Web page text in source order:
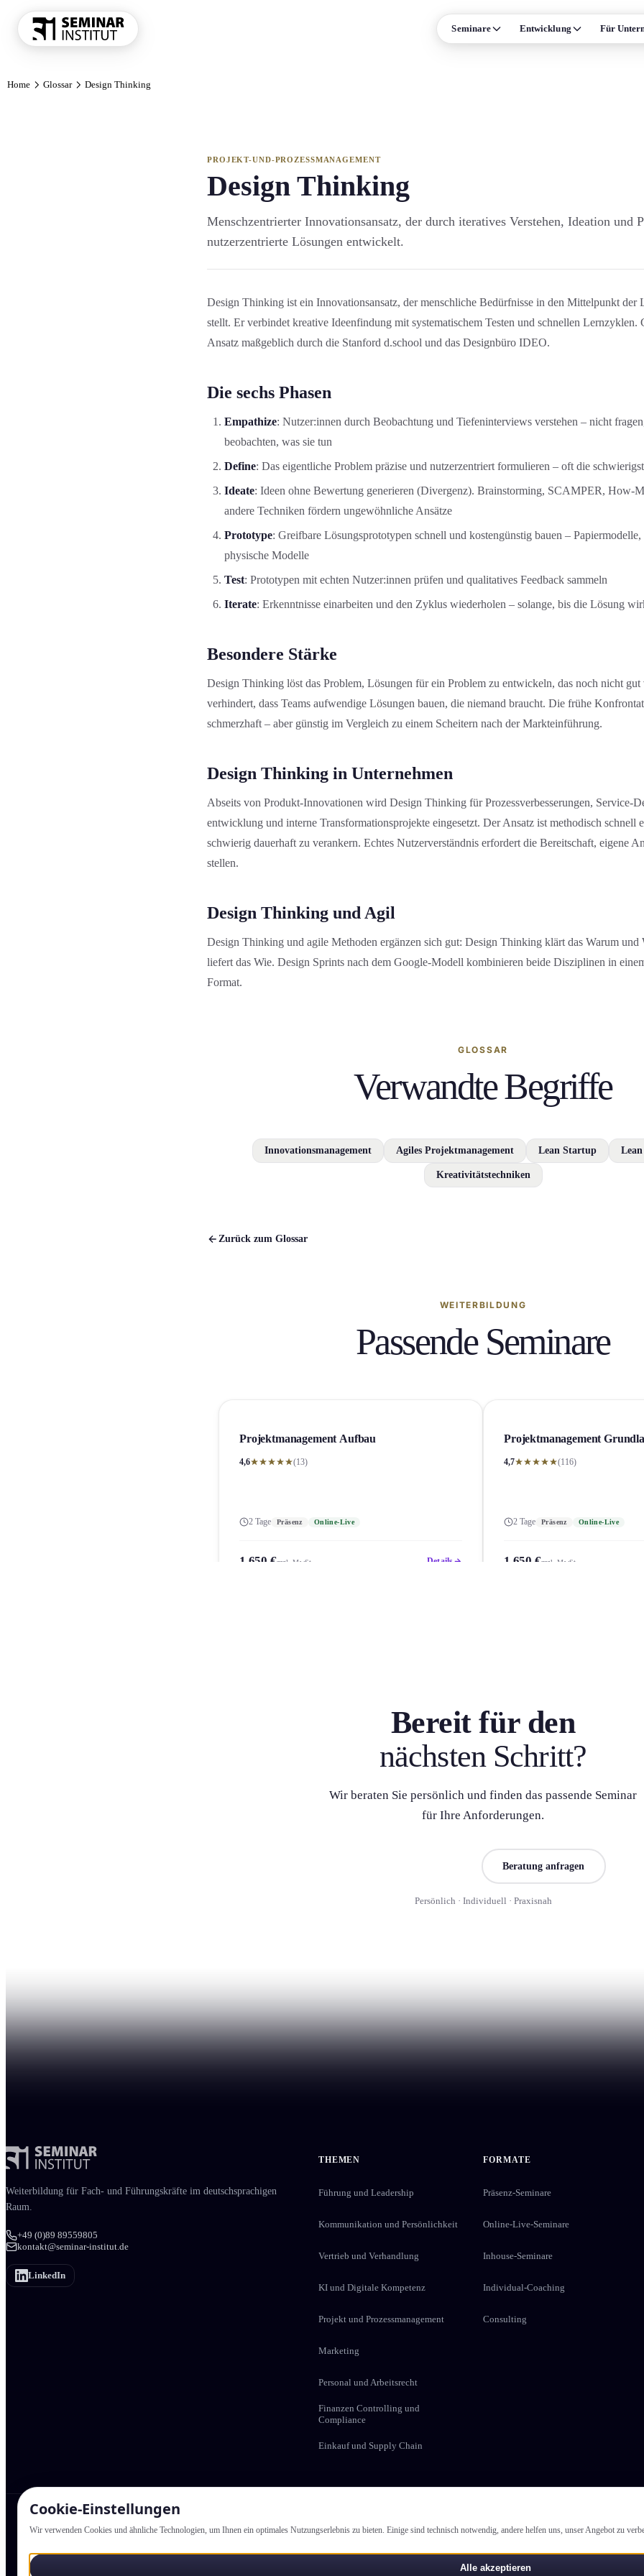
Cookie-Einstellung­en
Wir verwenden Cookies und ähnliche Technologien, um Ihnen ein optimales Nutzungs­erlebnis zu bieten. Einige sind technisch notwendig, andere helfen uns, unser Angebot zu
Alle akzeptieren
Seminare
KI und Digitale Kompetenz
Projekt und Prozessmanagement
Marketing
Personal und Arbeitsrecht
Finanzen Controlling und Compliance
Einkauf und Supply Chain
Entwicklung Für
Home Glossar Design Thinking
PROJEKT-UND-PROZESSMANAGEMENT
Design Thinking
Menschzentrierter Innovations­ansatz, der durch iteratives Verstehen, Ideation und
nutzerzentrierte Lösungen entwickelt.
Design Thinking ist ein Innovations­ansatz, der menschliche Bedürfnisse in den Mittelpunkt der
stellt. Er verbindet kreative Ideenfindung mit systematischem Testen und schnellen Lernzyklen.
Ansatz maßgeblich durch die Stanford d.school und das Designbüro IDEO.
Die sechs Phasen
Empathize: Nutzer:innen durch Beobachtung und Tiefeninterviews verstehen – nicht
beobachten, was sie tun
Define: Das eigentliche Problem präzise und nutzerzentriert formulieren – oft die
Ideate: Ideen ohne Bewertung generieren (Divergenz). Brainstorming, SCAMPER, How-
andere Techniken fördern ungewöhnliche Ansätze
Prototype: Greifbare Lösungsprototypen schnell und kostengünstig bauen –
physische Modelle
Test: Prototypen mit echten Nutzer:innen prüfen und qualitatives Feedback sammeln
Iterate: Erkenntnisse einarbeiten und den Zyklus wiederholen – solange, bis die Lösung
Besondere Stärke
Design Thinking löst das Problem, Lösungen für ein Problem zu entwickeln, das noch nicht gut
verhindert, dass Teams aufwendige Lösungen bauen, die niemand braucht. Die frühe
schmerzhaft – aber günstig im Vergleich zu einem Scheitern nach der Marktein­führung.
Design Thinking in Unternehmen
Abseits von Produkt-Innovation­en wird Design Thinking für Prozessverbesserung­en, Service-
entwicklung und interne Transformations­projekte eingesetzt. Der Ansatz ist methodisch schnell
schwierig dauerhaft zu verankern. Echtes Nutzerverständnis erfordert die Bereitschaft, eigene
stellen.
Design Thinking und Agil
Design Thinking und agile Methoden ergänzen sich gut: Design Thinking klärt das Warum und
liefert das Wie. Design Sprints nach dem Google-Modell kombinieren beide Disziplinen in
Format.
GLOSSAR
Verwandte Begriffe
Innovationsmanagement Agiles Projektmanagement Lean Startup
Kreativitätstechniken
Zurück zum Glossar
WEITERBILDUNG
Passende Seminare
Projekt­management Aufbau
4,6 (13)
2 Tage Präsenz Online-Live
1.650 €zzgl. MwSt. Details
Projekt­management
4,7 (116)
2 Tage Präsenz Online-Live
1.650 €zzgl. MwSt.
Bereit für den
nächsten Schritt?
Wir beraten Sie persönlich und finden das passende Seminar
für Ihre Anforderung­en.
Beratung anfragen
Persönlich · Individuell · Praxisnah
Weiter­bildung für Fach- und Führungs­kräfte im deutschsprachigen
Raum.
+49 (0)89 89559805
kontakt@seminar-institut.de
LinkedIn
THEMEN
Führung und Leadership
Kommunikation und Persönlichkeit
Vertrieb und Verhandlung
KI und Digitale Kompetenz
Projekt und Prozessmanagement
Marketing
Personal und Arbeitsrecht
Finanzen Controlling und
Compliance
Einkauf und Supply Chain
FORMATE
Präsenz-Seminare
Online-Live-Seminare
Inhouse-Seminare
Individual-Coaching
Consulting